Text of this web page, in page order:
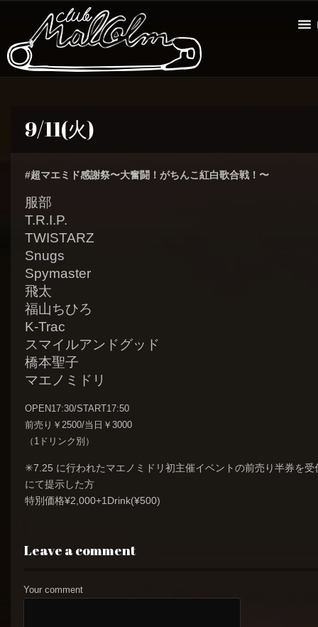
9/11(火)
#超マエミド感謝祭〜大奮闘！がちんこ紅白歌合戦！〜
服部
T.R.I.P.
TWISTARZ
Snugs
Spymaster
飛太
福山ちひろ
K-Trac
スマイルアンドグッド
橋本聖子
マエノミドリ
OPEN17:30/START17:50
前売り￥2500/当日￥3000
（1ドリンク別）
✳︎7.25 に行われたマエノミドリ初主催イベントの前売り半券を受
にて提示した方
特別価格¥2,000+1Drink(¥500)
Leave a comment
Your comment